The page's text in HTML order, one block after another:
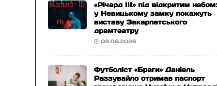
«Річард ІІІ» під відкритим небом:
у Невицькому замку покажуть
виставу Закарпатського
драмтеатру
08.08.2026
Футболіст «Браги» Даніель
Раззувайло отримав паспорт